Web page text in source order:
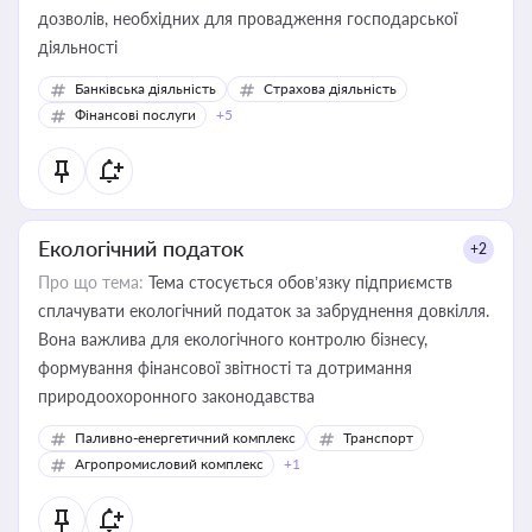
дозволів, необхідних для провадження господарської
діяльності
Банківська діяльність
Страхова діяльність
Фінансові послуги
+5
Екологічний податок +2
Про що тема: Тема стосується обов’язку підприємств
сплачувати екологічний податок за забруднення довкілля.
Вона важлива для екологічного контролю бізнесу,
формування фінансової звітності та дотримання
природоохоронного законодавства
Паливно-енергетичний комплекс
Транспорт
Агропромисловий комплекс
+1